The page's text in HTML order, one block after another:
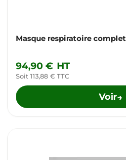
Masque respiratoire complet
94,90 € HT
Soit 113,88 € TTC
Voir→